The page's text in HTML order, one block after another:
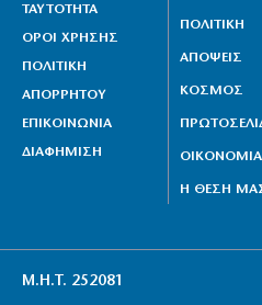
ΤΑΥΤΟΤΗΤΑ
ΟΡΟΙ ΧΡΗΣΗΣ
ΠΟΛΙΤΙΚΗ
ΑΠΟΡΡΗΤΟΥ
ΕΠΙΚΟΙΝΩΝΙΑ
ΔΙΑΦΗΜΙΣΗ
ΠΟΛΙΤΙΚΗ
ΑΠΟΨΕΙΣ
ΚΟΣΜΟΣ
ΟΙΚΟΝΟΜΙΑ
Η ΘΕΣΗ
Μ.Η.Τ. 252081